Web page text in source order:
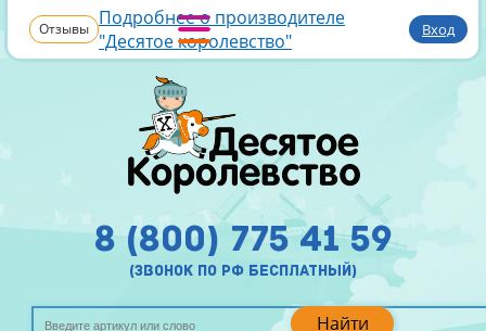
Отзывы Подробнее о производителе
"Десятое королевство"
Вход
Найти
8 (800) 775 41 59
(звонок по рф бесплатный)